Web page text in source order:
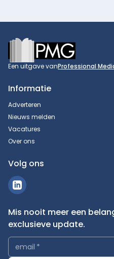
Footer
Een uitgave vanProfessional
Informatie
Adverteren
Nieuws melden
Vacatures
Over ons
Volg ons
Mis nooit meer een
exclusieve update.
email *